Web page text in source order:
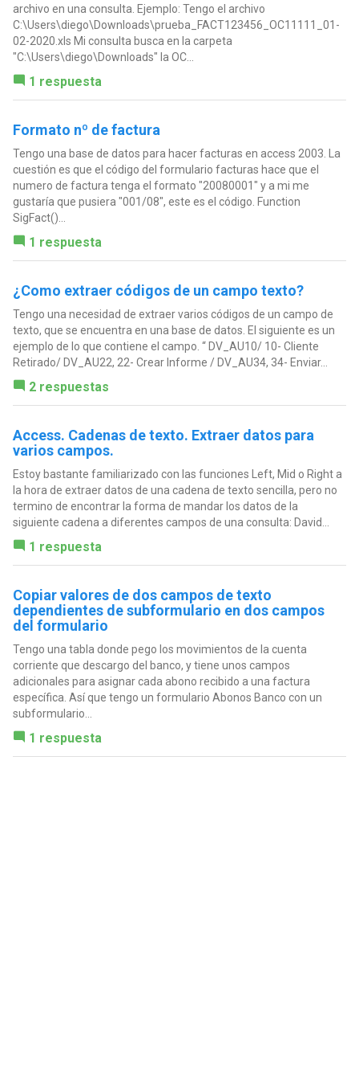
archivo en una consulta. Ejemplo: Tengo el archivo
C:\Users\diego\Downloads\prueba_FACT123456_OC11111_01-
02-2020.xls Mi consulta busca en la carpeta
"C:\Users\diego\Downloads" la OC...
1 respuesta
Formato nº de factura
Tengo una base de datos para hacer facturas en access 2003. La
cuestión es que el código del formulario facturas hace que el
numero de factura tenga el formato "20080001" y a mi me
gustaría que pusiera "001/08", este es el código. Function
SigFact()...
1 respuesta
¿Como extraer códigos de un campo texto?
Tengo una necesidad de extraer varios códigos de un campo de
texto, que se encuentra en una base de datos. El siguiente es un
ejemplo de lo que contiene el campo. “ DV_AU10/ 10- Cliente
Retirado/ DV_AU22, 22- Crear Informe / DV_AU34, 34- Enviar...
2 respuestas
Access. Cadenas de texto. Extraer datos para
varios campos.
Estoy bastante familiarizado con las funciones Left, Mid o Right a
la hora de extraer datos de una cadena de texto sencilla, pero no
termino de encontrar la forma de mandar los datos de la
siguiente cadena a diferentes campos de una consulta: David...
1 respuesta
Copiar valores de dos campos de texto
dependientes de subformulario en dos campos
del formulario
Tengo una tabla donde pego los movimientos de la cuenta
corriente que descargo del banco, y tiene unos campos
adicionales para asignar cada abono recibido a una factura
específica. Así que tengo un formulario Abonos Banco con un
subformulario...
1 respuesta